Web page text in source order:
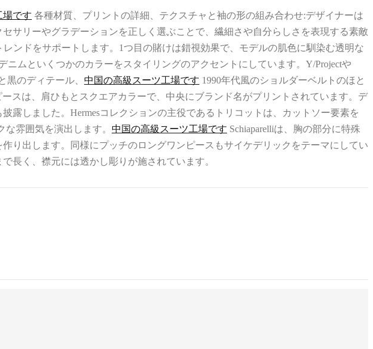
場です 各種材質、プリントの詳細、テクスチャと袖の形の組み合わせ:デザイナーは
サリーやグラデーションを正しく選ぶことで、繊細さや自分らしさを表現する素敵
ンドをサポートします。1つ目の賭けは錯視効果で、モデルの肌色に馴染む透明な
ムといくつかのカラーをスタイリングのアクセントにしています。Y/Projectや
黒のディテール、 中国の高級スーツ工場です 1990年代風のショルダーベルトのほと
スは、肩ひもとスクエアカラーで、中央にブランド名がプリントされています。デ
露しました。Hermesコレクションの主役であるトリコットは、カットソー要素を
雰囲気を演出します。 中国の高級スーツ工場です Schiaparelliは、胸の部分に特殊
り出します。同様にプッチのロングワンピースもサイケデリックをテーマにしてい
長く、襟元には透かし彫りが施されています。